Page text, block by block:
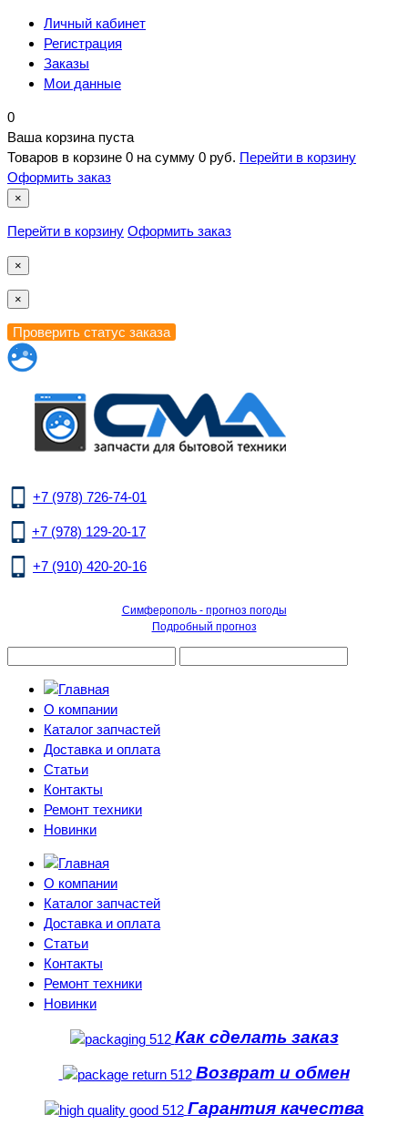
Личный кабинет
Регистрация
Заказы
Мои данные
0
Ваша корзина пуста
Товаров в корзине 0 на сумму 0 руб. Перейти в корзину
Оформить заказ
×
Перейти в корзину Оформить заказ
×
×
+7 (978) 726-74-01
+7 (978) 129-20-17
+7 (910) 420-20-16
Симферополь - прогноз погоды
Подробный прогноз
О компании
Каталог запчастей
Доставка и оплата
Статьи
Контакты
Ремонт техники
Новинки
О компании
Каталог запчастей
Доставка и оплата
Статьи
Контакты
Ремонт техники
Новинки
Как сделать заказ
Возврат и обмен
Гарантия качества